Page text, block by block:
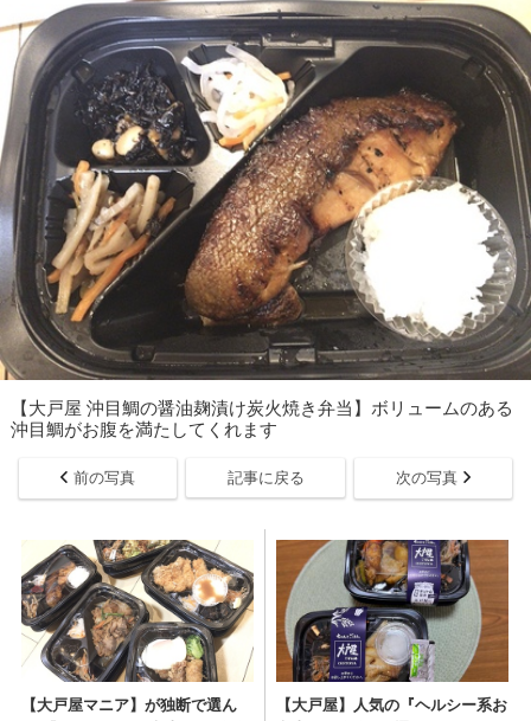
【大戸屋 沖目鯛の醤油麹漬け炭火焼き弁当】ボリュームのある
沖目鯛がお腹を満たしてくれます
前の写真 記事に戻る 次の写真